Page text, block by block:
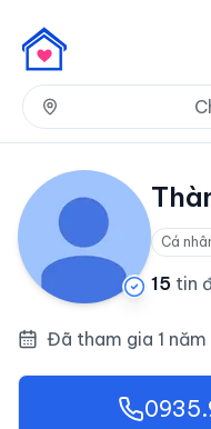
Cá
15 tin
Đã tham gia 1